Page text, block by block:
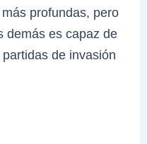
profundas, pero
demás es capaz de
de invasión